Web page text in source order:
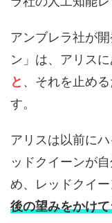
アンブレラ社が
ン」は、アリスに
と 、それを止め
す。
アリスは以前に
ッドクイーンが
め、レッドクイー
後の望みをかけ